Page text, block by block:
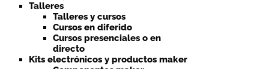
Talleres
Talleres y cursos
Cursos en diferido
Cursos presenciales o en
directo
Kits electrónicos y productos maker